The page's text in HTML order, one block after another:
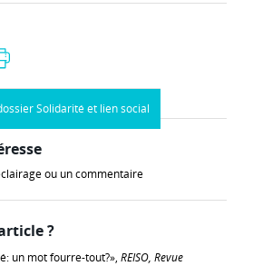
Solidarité et lien social
ou un commentaire
?
un mot fourre-tout?», REISO, Revue